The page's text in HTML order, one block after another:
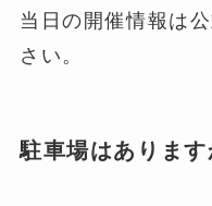
当日の開催情報は
さい。
駐車場はあります